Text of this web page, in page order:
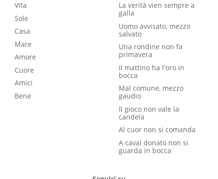
Vita
Sole
Casa
Mare
Amore
Cuore
Amici
Bene
La verità vien sempre a
galla
Uomo avvisato, mezzo
salvato
Una rondine non fa
primavera
Il mattino ha l'oro in
bocca
Mal comune, mezzo
gaudio
Il gioco non vale la
candela
Al cuor non si comanda
A caval donato non si
guarda in bocca